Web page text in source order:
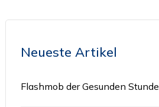
Neueste Artikel
Flashmob der Gesunden Stunde